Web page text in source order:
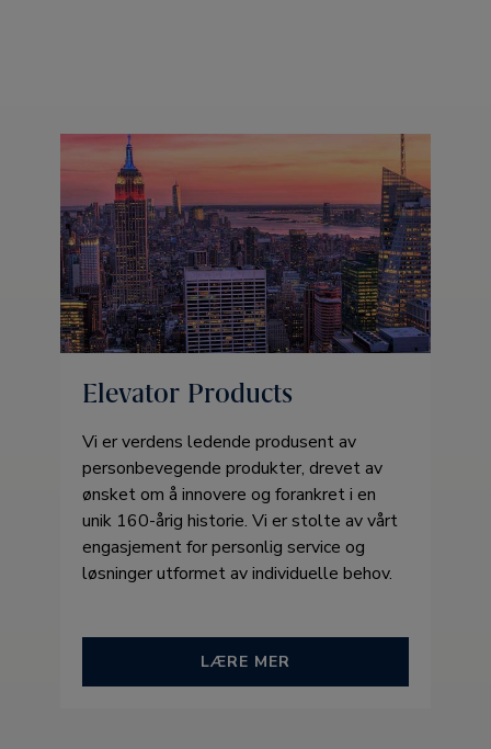
Elevator Products
Vi er verdens ledende produsent av
personbevegende produkter, drevet av
ønsket om å innovere og forankret i en
unik 160-årig historie. Vi er stolte av vårt
engasjement for personlig service og
løsninger utformet av individuelle behov.
LÆRE MER